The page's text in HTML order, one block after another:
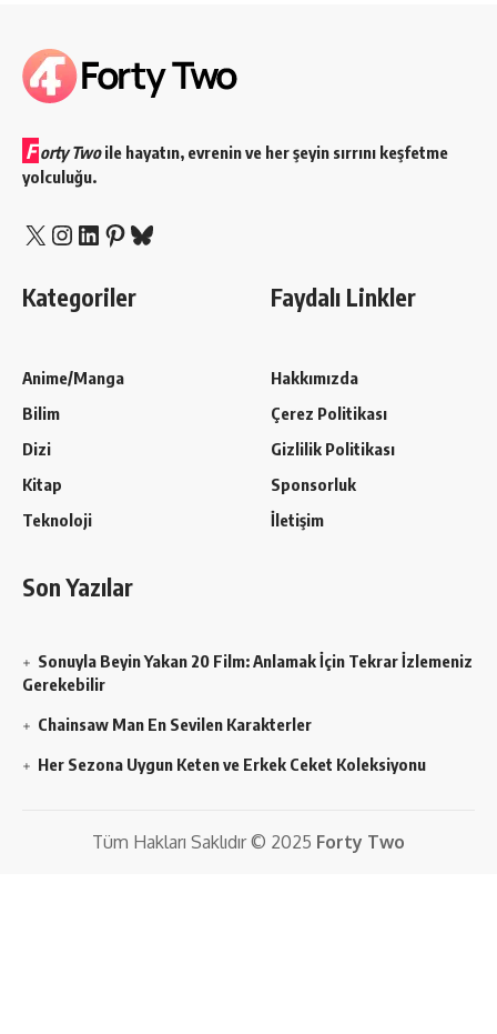
F orty Twoile hayatın, evrenin ve her şeyin sırrını keşfetme
yolculuğu.
X Instagram
LinkedIn
Pinterest
Bluesky
Kategoriler
Anime/Manga
Bilim
Dizi
Kitap
Teknoloji
Faydalı Linkler
Hakkımızda
Çerez Politikası
Gizlilik Politikası
Sponsorluk
İletişim
Son Yazılar
Sonuyla Beyin Yakan 20 Film: Anlamak İçin Tekrar İzlemeniz
Gerekebilir
Chainsaw Man En Sevilen Karakterler
Her Sezona Uygun Keten ve Erkek Ceket Koleksiyonu
Tüm Hakları Saklıdır © 2025 Forty Two